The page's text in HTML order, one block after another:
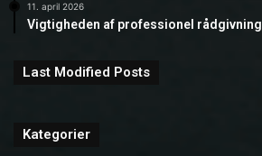
11. april 2026
Vigtigheden af professionel
Last Modified Posts
Kategorier